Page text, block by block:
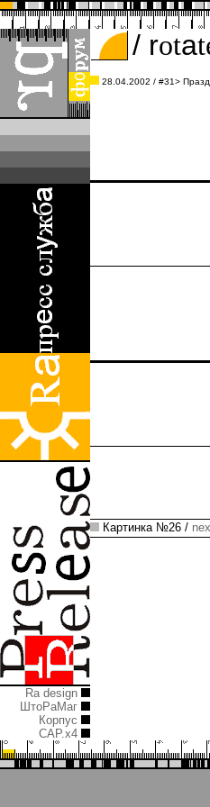
Ra design
ШтоРаМаг
Корпус
САР.x4
/ rotа
28.04.2002 / #31>
Картинка №26 /